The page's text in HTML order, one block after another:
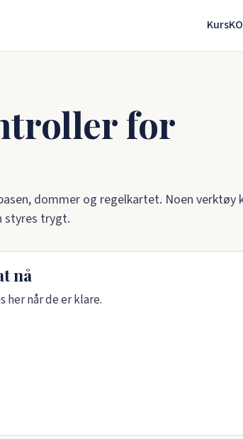
Kurs
for
dommer og regelkartet. Noen verktøy
styres trygt.
nå
her når de er klare.